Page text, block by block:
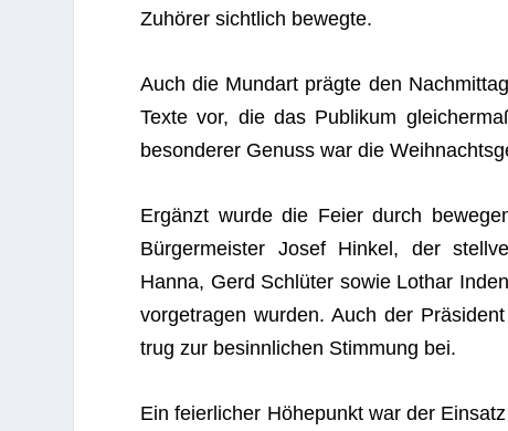
Zuhö­rer sicht­lich bewegte.
Auch die Mund­art prägte den
Texte vor, die das Publi­kum
beson­de­rer Genuss war die
Ergänzt wurde die Feier durch
Bür­ger­meis­ter Josef Hin­kel, der
Hanna, Gerd Schlü­ter sowie Lothar
vor­ge­tra­gen wur­den. Auch der
trug zur besinn­li­chen Stim­mung bei.
Ein fei­er­li­cher Höhe­punkt war der